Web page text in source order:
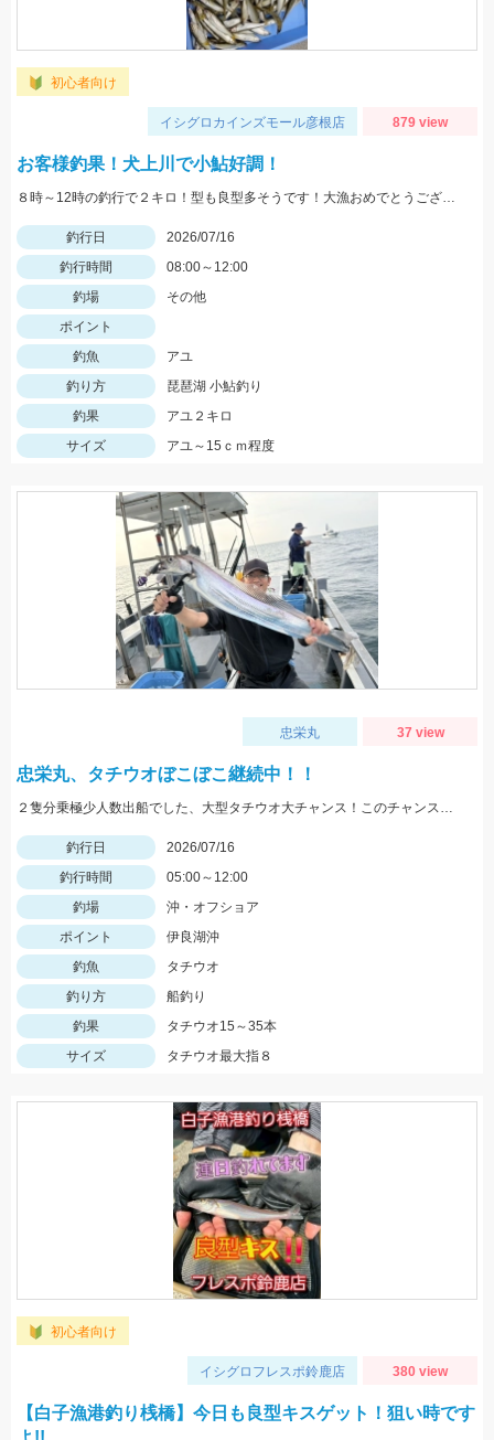
初心者向け
イシグロカインズモール彦根店 879 view
お客様釣果！犬上川で小鮎好調！
８時～12時の釣行で２キロ！型も良型多そうです！大漁おめでとうございます
釣行日
2026/07/16
釣行時間
08:00～12:00
釣場
その他
ポイント
釣魚
アユ
釣り方
琵琶湖 小鮎釣り
釣果
アユ２キロ
サイズ
アユ～15ｃｍ程度
忠栄丸 37 view
忠栄丸、タチウオぼこぼこ継続中！！
２隻分乗極少人数出船でした、大型タチウオ大チャンス！このチャンスに是非！
釣行日
2026/07/16
釣行時間
05:00～12:00
釣場
沖・オフショア
ポイント
伊良湖沖
釣魚
タチウオ
釣り方
船釣り
釣果
タチウオ15～35本
サイズ
タチウオ最大指８
初心者向け
イシグロフレスポ鈴鹿店 380 view
【白子漁港釣り桟橋】今日も良型キスゲット！狙い時です